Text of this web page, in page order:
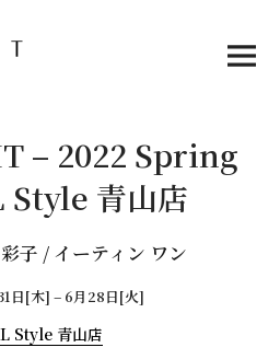
Main
Menu
– 2022 Spring
Style 青山店
子 / イーティン ワン
日[木] – 6月28日[火]
Style 青山店